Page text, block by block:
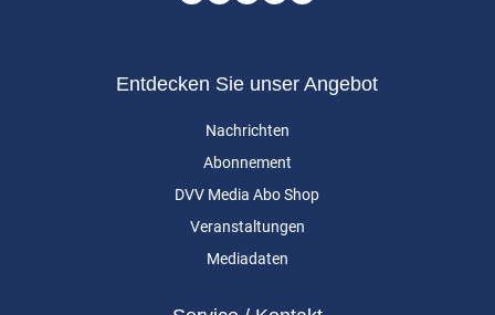
Entdecken Sie unser Angebot
Nachrichten
Abonnement
DVV Media Abo Shop
Veranstaltungen
Mediadaten